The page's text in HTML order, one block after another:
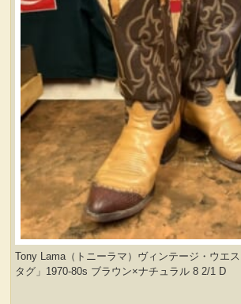
Tony Lama（トニーラマ）ヴィンテージ・ウエ
タグ」1970-80s ブラウン×ナチュラル 8 2/1 D